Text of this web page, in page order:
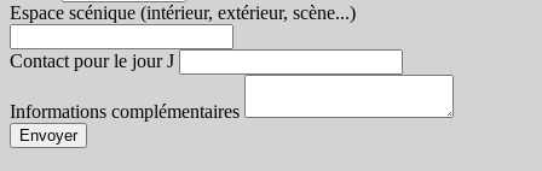
Espace scénique (intérieur, extérieur, scène...)
Contact pour le jour J
Informations complémentaires
Envoyer